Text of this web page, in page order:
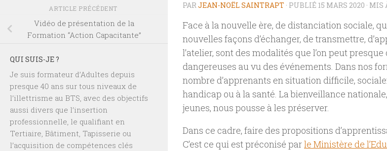
PARJEAN-NOËL SAINTRAPT · PUBLIÉ 15 MARS 2020 · MIS
Face à la nouvelle ère, de distanciation sociale,
nouvelles façons d’échanger, de transmettre,
l’atelier, sont des modalités que l’on peut
dangereuses au vu des événements. Dans nos
nombre d’apprenants en situation difficile,
handicap ou à la santé. La bienveillance
jeunes, nous pousse à les préserver.
Dans ce cadre, faire des propositions
C’est ce qui est préconisé parle Ministère de
ARTICLE PRÉCÉDENT
Vidéo de présentation de la
Formation “Action Capacitante”
QUI SUIS-JE ?
Je suis formateur d’Adultes depuis
presque 40 ans sur tous niveaux de
l’illettrisme au BTS, avec des objectifs
aussi divers que l’insertion
professionnelle, le qualifiant en
Tertiaire, Bâtiment, Tapisserie ou
l’acquisition de compétences clés